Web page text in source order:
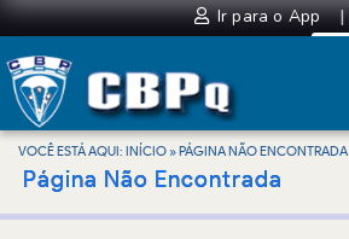
Ir para o App |
VOCÊ ESTÁ AQUI: INÍCIO»PÁGINA NÃO ENCONTRADA
Página Não Encontrada